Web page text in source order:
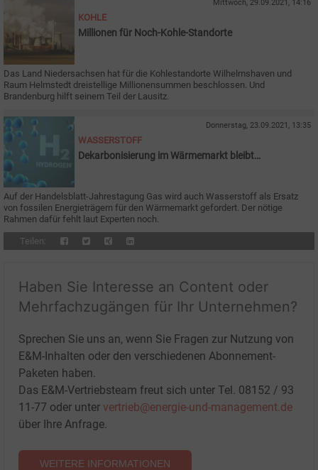
Mittwoch, 29.09.2021, 14:16
KOHLE
Millionen für Noch-Kohle-Standorte
Das Land Niedersachsen hat für die Kohlestandorte Wilhelmshaven und
Raum Helmstedt dreistellige Millionensummen beschlossen. Und
Brandenburg hilft seinem Teil der Lausitz.
Donnerstag, 23.09.2021, 13:35
WASSERSTOFF
Dekarbonisierung im Wärmemarkt bleibt
Auf der Handelsblatt-Jahrestagung Gas wird auch Wasserstoff als Ersatz
von fossilen Energieträgern für den Wärmemarkt gefordert. Der nötige
Rahmen dafür fehlt laut Experten noch.
Teilen:
Haben Sie Interesse an Content oder
Mehrfachzugängen für Ihr Unternehmen?
Sprechen Sie uns an, wenn Sie Fragen zur Nutzung von
E&M-Inhalten oder den verschiedenen Abonnement-
Paketen haben.
Das E&M-Vertriebsteam freut sich unter Tel. 08152 / 93
11-77 oder unter vertrieb@energie-und-management.de
über Ihre Anfrage.
WEITERE INFORMATIONEN